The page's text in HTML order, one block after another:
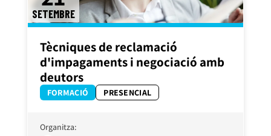
SETEMBRE
Tècniques de reclamació
d'impagaments i negociació amb
deutors
FORMACIÓ PRESENCIAL
Organitza: